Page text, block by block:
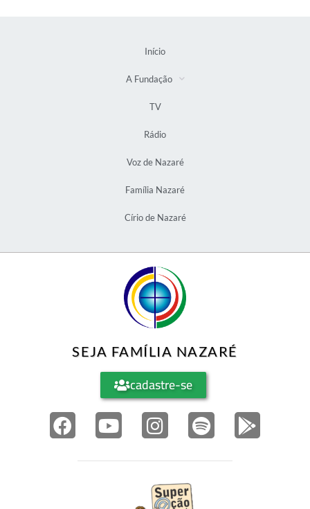
Início
A Fundação
TV
Rádio
Voz de Nazaré
Família Nazaré
Círio de Nazaré
SEJA FAMÍLIA NAZARÉ
cadastre-se